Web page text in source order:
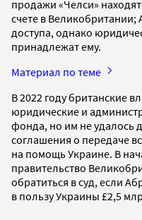
продажи «Челси»
счете в
доступа, однако
принадлежат ему.
Материал по теме
В 2022 году британские
юридические и
фонда, но им не удалось
соглашения о передаче
на помощь Украине. В
правительство
обратиться в суд, если
в пользу Украины £2,5